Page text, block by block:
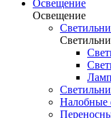
Освещение
Освещение
Налобные